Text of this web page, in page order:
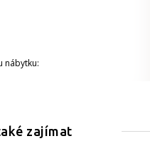
nábytku:
zajímat